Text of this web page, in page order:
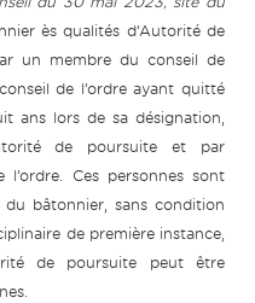
ès qualités d’Autorité de
un membre du conseil de
de l’ordre ayant quitté
ans lors de sa désignation,
de poursuite et par
l’ordre. Ces personnes sont
bâtonnier, sans condition
de première instance,
de poursuite peut être